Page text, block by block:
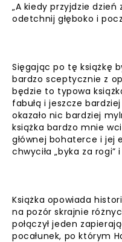
„A kiedy przyjdzie
odetchnij głęboko i
Sięgając po tę książkę
bardzo sceptycznie z
będzie to typowa
fabułą i jeszcze
okazało nic bardziej
książka bardzo mnie
głównej bohaterce i jej
chwyciła „byka za rogi”
Książka opowiada
na pozór skrajnie
połączył jeden
pocałunek, po którym